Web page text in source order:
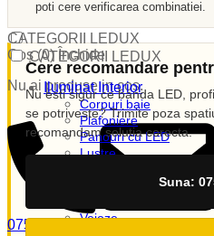
Coș (0)Închide
Nu ai produse in cos.
0752 427 978
CATEGORII LEDUX
CATEGORII LEDUX
Iluminat Interior
Corpuri baie
Plafoniere
Panouri cu LED
Lustre
Veioze
poti cere verificarea combinatiei.
Cere recomandare
Nu esti sigur ce banda LED,
se potriveste? Trimite poza
recomandam solutia corecta.
Suna: